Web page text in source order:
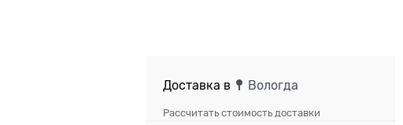
Доставка в Вологда
Рассчитать стоимость доставки